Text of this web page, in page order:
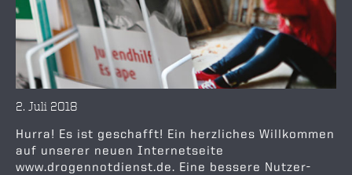
2. Juli 2018
Hurra! Es ist geschafft! Ein herzliches Willkommen
auf unserer neuen Internetseite
www.drogennotdienst.de. Eine bessere Nutzer-